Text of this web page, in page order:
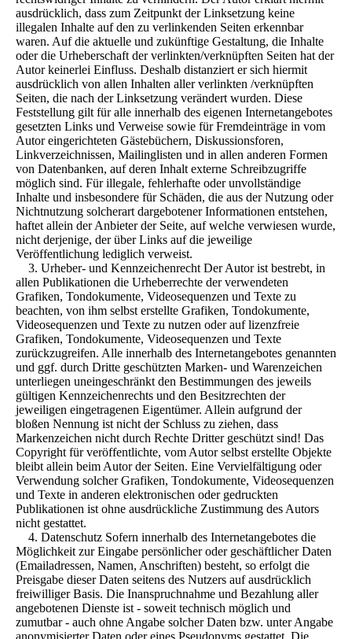
ausdrücklich, dass zum Zeitpunkt der Linksetzung keine
illegalen Inhalte auf den zu verlinkenden Seiten erkennbar
waren. Auf die aktuelle und zukünftige Gestaltung, die Inhalte
oder die Urheberschaft der verlinkten/verknüpften Seiten hat der
Autor keinerlei Einfluss. Deshalb distanziert er sich hiermit
ausdrücklich von allen Inhalten aller verlinkten /verknüpften
Seiten, die nach der Linksetzung verändert wurden. Diese
Feststellung gilt für alle innerhalb des eigenen Internetangebotes
gesetzten Links und Verweise sowie für Fremdeinträge in vom
Autor eingerichteten Gästebüchern, Diskussionsforen,
Linkverzeichnissen, Mailinglisten und in allen anderen Formen
von Datenbanken, auf deren Inhalt externe Schreibzugriffe
möglich sind. Für illegale, fehlerhafte oder unvollständige
Inhalte und insbesondere für Schäden, die aus der Nutzung oder
Nichtnutzung solcherart dargebotener Informationen entstehen,
haftet allein der Anbieter der Seite, auf welche verwiesen wurde,
nicht derjenige, der über Links auf die jeweilige
Veröffentlichung lediglich verweist.
3. Urheber- und Kennzeichenrecht Der Autor ist bestrebt, in
allen Publikationen die Urheberrechte der verwendeten
Grafiken, Tondokumente, Videosequenzen und Texte zu
beachten, von ihm selbst erstellte Grafiken, Tondokumente,
Videosequenzen und Texte zu nutzen oder auf lizenzfreie
Grafiken, Tondokumente, Videosequenzen und Texte
zurückzugreifen. Alle innerhalb des Internetangebotes genannten
und ggf. durch Dritte geschützten Marken- und Warenzeichen
unterliegen uneingeschränkt den Bestimmungen des jeweils
gültigen Kennzeichenrechts und den Besitzrechten der
jeweiligen eingetragenen Eigentümer. Allein aufgrund der
bloßen Nennung ist nicht der Schluss zu ziehen, dass
Markenzeichen nicht durch Rechte Dritter geschützt sind! Das
Copyright für veröffentlichte, vom Autor selbst erstellte Objekte
bleibt allein beim Autor der Seiten. Eine Vervielfältigung oder
Verwendung solcher Grafiken, Tondokumente, Videosequenzen
und Texte in anderen elektronischen oder gedruckten
Publikationen ist ohne ausdrückliche Zustimmung des Autors
nicht gestattet.
4. Datenschutz Sofern innerhalb des Internetangebotes die
Möglichkeit zur Eingabe persönlicher oder geschäftlicher Daten
(Emailadressen, Namen, Anschriften) besteht, so erfolgt die
Preisgabe dieser Daten seitens des Nutzers auf ausdrücklich
freiwilliger Basis. Die Inanspruchnahme und Bezahlung aller
angebotenen Dienste ist - soweit technisch möglich und
zumutbar - auch ohne Angabe solcher Daten bzw. unter Angabe
anonymisierter Daten oder eines Pseudonyms gestattet. Die